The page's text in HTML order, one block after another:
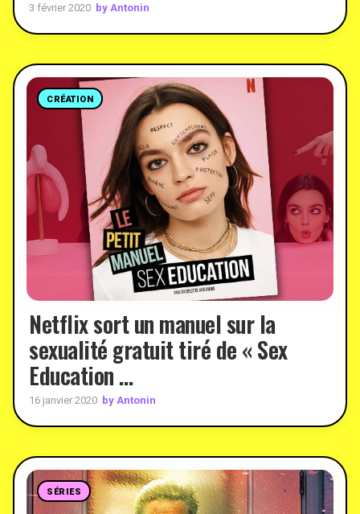
3 février 2020 by Antonin
CRÉATION
Netflix sort un manuel sur la
sexualité gratuit tiré de « Sex
Education …
16 janvier 2020 by Antonin
SÉRIES